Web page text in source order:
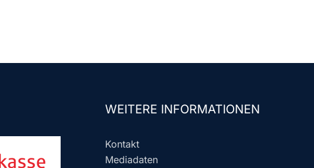
WEITERE INFORMATIONEN
Kontakt
Mediadaten